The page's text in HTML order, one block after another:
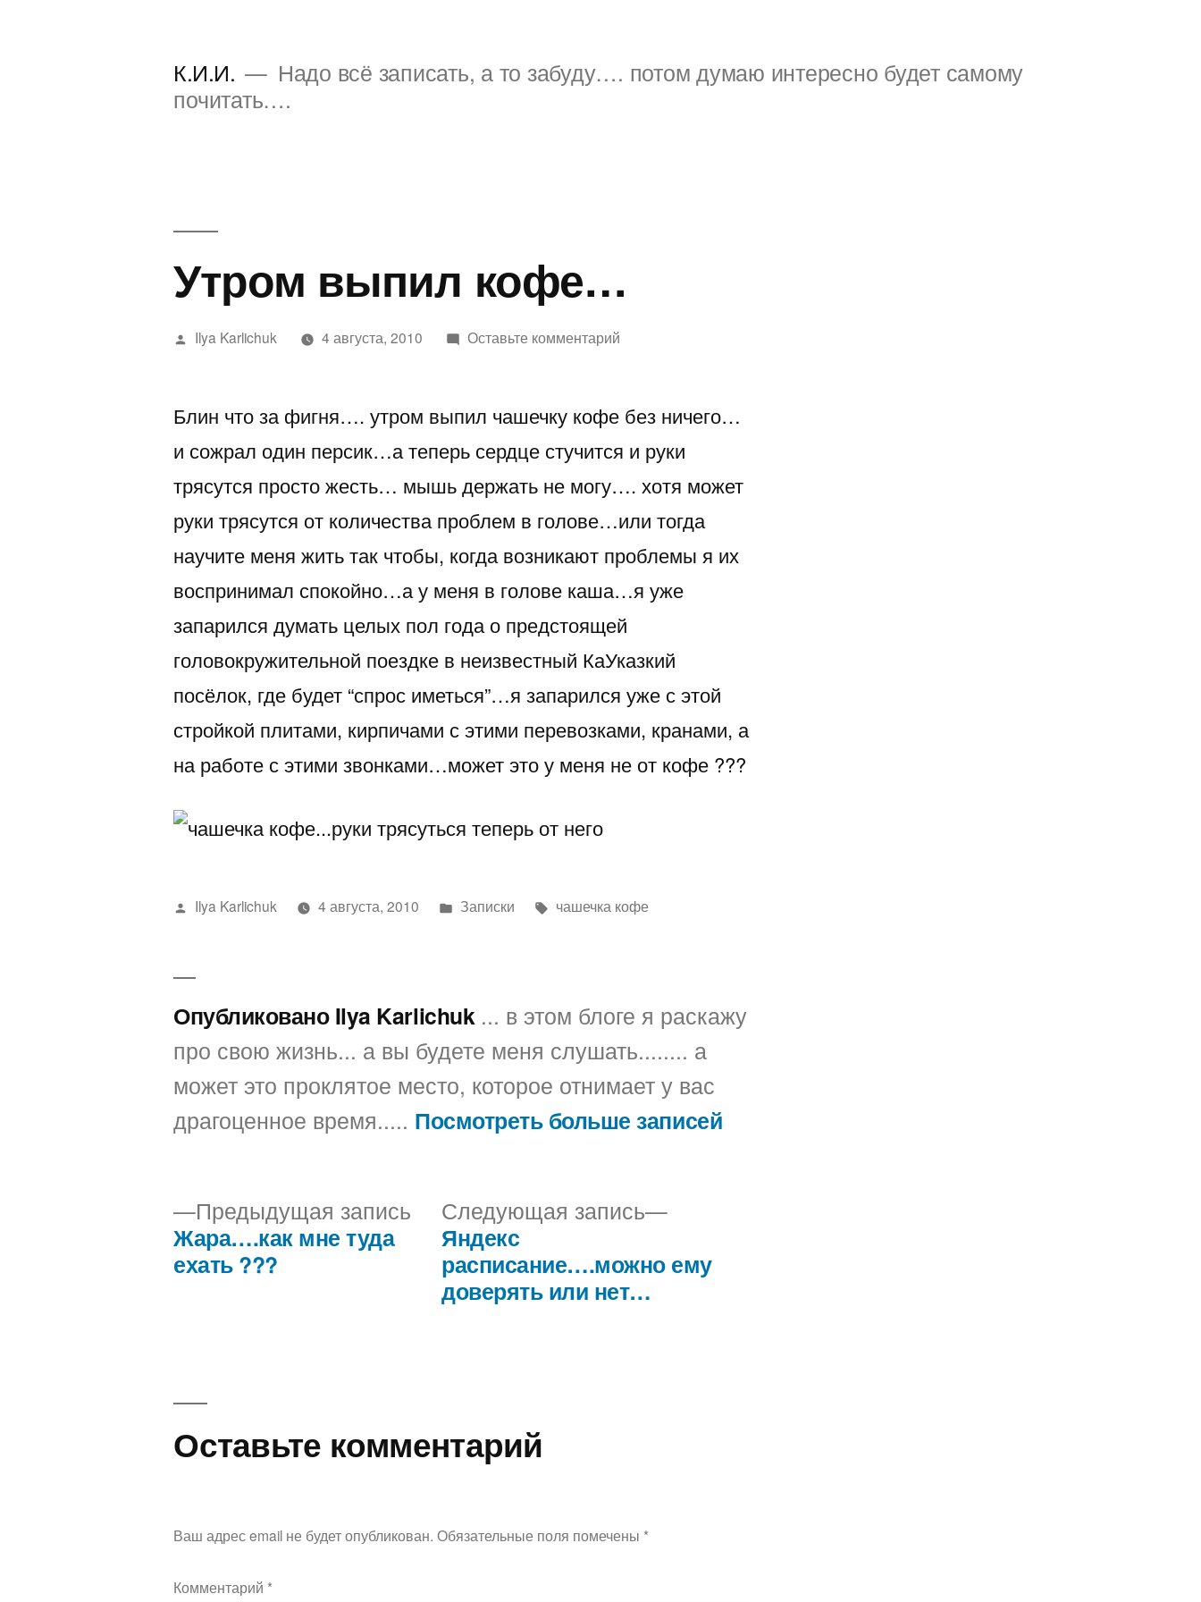
К.И.И.
Надо всё записать, а то забуду…. потом думаю интересно будет самому
почитать….
Утром выпил кофе…
Написано
Ilya Karlichuk 4 августа, 2010 Оставьте комментарийк
кофе…
Блин что за фигня…. утром выпил чашечку кофе без ничего…
и сожрал один персик…а теперь сердце стучится и руки
трясутся просто жесть… мышь держать не могу…. хотя может
руки трясутся от количества проблем в голове…или тогда
научите меня жить так чтобы, когда возникают проблемы я их
воспринимал спокойно…а у меня в голове каша…я уже
запарился думать целых пол года о предстоящей
головокружительной поездке в неизвестный КаУказкий
посёлок, где будет “спрос иметься”…я запарился уже с этой
стройкой плитами, кирпичами с этими перевозками, кранами, а
на работе с этими звонками…может это у меня не от кофе ???
Написано
Ilya Karlichuk 4 августа, 2010
Написано
Записки Метки:
чашечка кофе
Опубликовано Ilya Karlichuk ... в этом блоге я раскажу
про свою жизнь... а вы будете меня слушать........ а
может это проклятое место, которое отнимает у вас
драгоценное время..... Посмотреть больше записей
Навигация
Предыдущая запись Предыдущая
запись:
Жара….как мне туда
ехать ???
Следующая запись
Следующая
Яндекс
расписание….можно ему
доверять или нет…
Оставьте комментарий
Ваш адрес email не будет опубликован. Обязательные поля помечены *
Комментарий *